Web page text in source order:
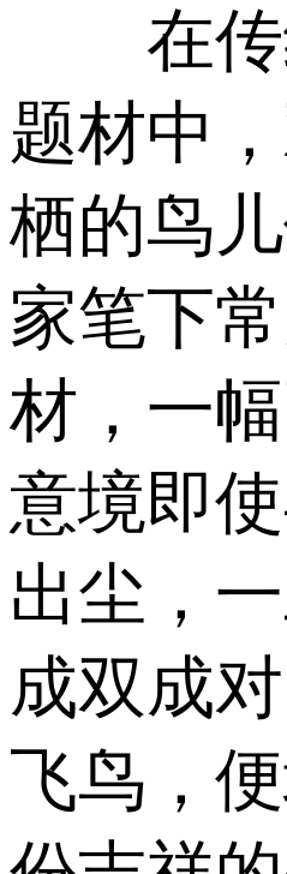
在
题材中
栖的鸟
家笔下
材，一
意境即
出尘，
成双成
飞鸟，